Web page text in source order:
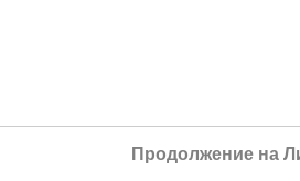
Продолжение на